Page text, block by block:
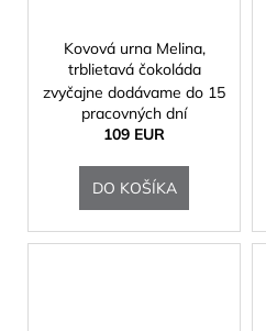
Kovová urna Melina,
trblietavá čokoláda
zvyčajne dodávame do 15
pracovných dní
109 EUR
DO KOŠÍKA